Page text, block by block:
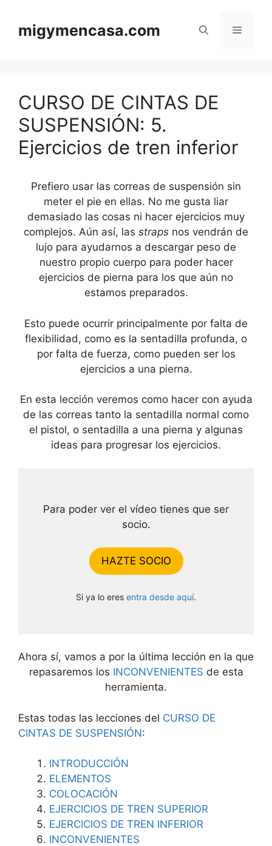
contenido
migymencasa.com Menú
CURSO DE CINTAS DE
SUSPENSIÓN: 5.
Ejercicios de tren inferior
Prefiero usar las correas de suspensión sin
meter el pie en ellas. No me gusta liar
demasiado las cosas ni hacer ejercicios muy
complejos. Aún así, las straps nos vendrán de
lujo para ayudarnos a descargar peso de
nuestro propio cuerpo para poder hacer
ejercicios de pierna para los que aún no
estamos preparados.
Esto puede ocurrir principalmente por falta de
flexibilidad, como es la sentadilla profunda, o
por falta de fuerza, como pueden ser los
ejercicios a una pierna.
En esta lección veremos como hacer con ayuda
de las correas tanto la sentadilla normal como
el pistol, o sentadilla a una pierna y algunas
ideas para progresar los ejercicios.
Para poder ver el vídeo tienes que ser
socio.
HAZTE SOCIO
Si ya lo eres entra desde aquí.
Ahora sí, vamos a por la última lección en la que
repasaremos los INCONVENIENTES de esta
herramienta.
Estas todas las lecciones del CURSO DE
CINTAS DE SUSPENSIÓN:
INTRODUCCIÓN
ELEMENTOS
COLOCACIÓN
EJERCICIOS DE TREN SUPERIOR
EJERCICIOS DE TREN INFERIOR
INCONVENIENTES